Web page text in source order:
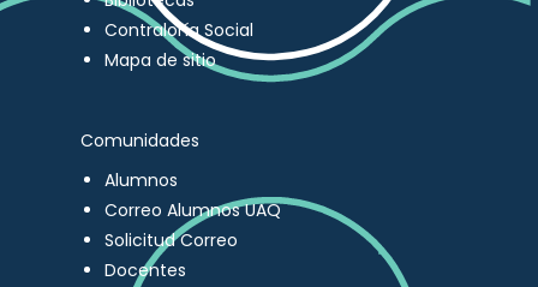
Contraloría Social
Mapa de sitio
Comunidades
Alumnos
Correo Alumnos UAQ
Solicitud Correo
Docentes